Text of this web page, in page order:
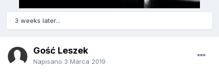
3 weeks later...
Gość Leszek
Napisano 3 Marca 2019